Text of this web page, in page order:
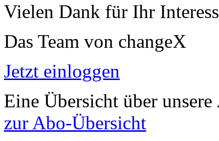
Vielen Dank für Ihr
Das Team von changeX
Jetzt einloggen
Eine Übersicht über unsere
zur Abo-Übersicht